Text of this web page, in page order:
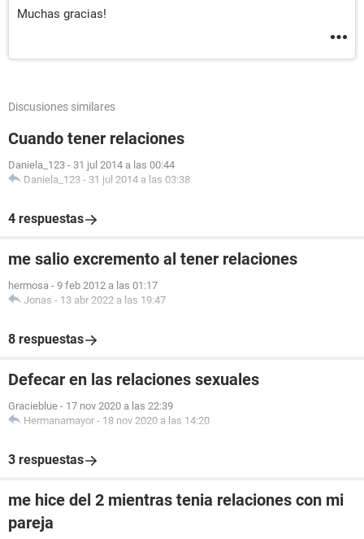
Muchas gracias!
Discusiones similares
Cuando tener relaciones
Daniela_123 - 31 jul 2014 a las 00:44
Daniela_123 - 31 jul 2014 a las 03:38
4 respuestas
me salio excremento al tener relaciones
hermosa - 9 feb 2012 a las 01:17
Jonas - 13 abr 2022 a las 19:47
8 respuestas
Defecar en las relaciones sexuales
Gracieblue - 17 nov 2020 a las 22:39
Hermanamayor - 18 nov 2020 a las 14:20
3 respuestas
me hice del 2 mientras tenia relaciones con mi
pareja